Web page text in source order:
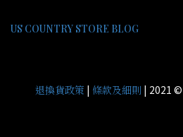
US COUNTRY STORE BLOG
退換貨政策 | 條款及細則 | 2021 ©